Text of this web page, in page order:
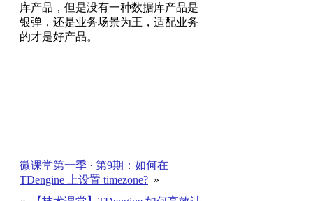
库产品，但是没有一种数据库产品是
银弹，还是业务场景为王，适配业务
的才是好产品。
微课堂第一季 · 第9期：如何在
TDengine 上设置 timezone? »